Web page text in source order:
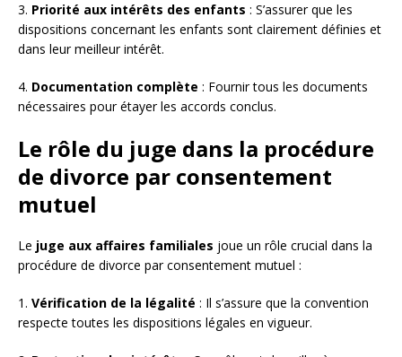
3. Priorité aux intérêts des enfants : S’assurer que les
dispositions concernant les enfants sont clairement définies et
dans leur meilleur intérêt.
4. Documentation complète : Fournir tous les documents
nécessaires pour étayer les accords conclus.
Le rôle du juge dans la procédure
de divorce par consentement
mutuel
Le juge aux affaires familiales joue un rôle crucial dans la
procédure de divorce par consentement mutuel :
1. Vérification de la légalité : Il s’assure que la convention
respecte toutes les dispositions légales en vigueur.